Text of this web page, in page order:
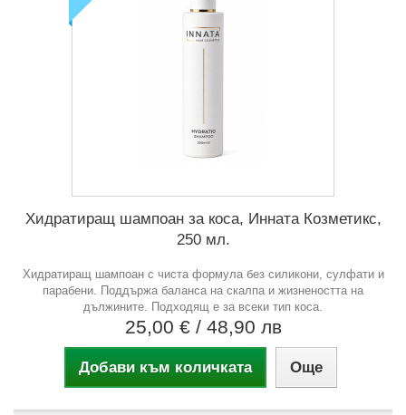
Хидратиращ шампоан за коса, Инната Козметикс,
250 мл.
Хидратиращ шампоан с чиста формула без силикони, сулфати и
парабени. Поддържа баланса на скалпа и жизнеността на
дължините. Подходящ е за всеки тип коса.
25,00 € / 48,90 лв
Добави към количката Още